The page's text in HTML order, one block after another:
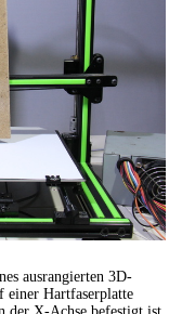
ausrangierten 3D-
einer Hartfaserplatte